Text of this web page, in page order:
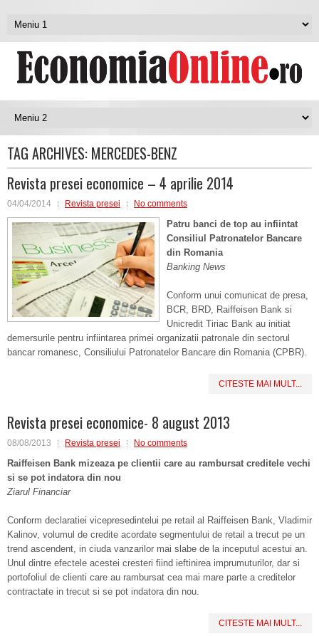
TAG ARCHIVES: MERCEDES-BENZ
Revista presei economice – 4 aprilie 2014
04/04/2014 Revista presei No comments
Patru banci de top au infiintat
Consiliul Patronatelor Bancare
din Romania
Banking News
Conform unui comunicat de presa,
BCR, BRD, Raiffeisen Bank si
Unicredit Tiriac Bank au initiat
demersurile pentru infiintarea primei organizatii patronale din sectorul
bancar romanesc, Consiliului Patronatelor Bancare din Romania (CPBR).
CITESTE MAI MULT...
Revista presei economice- 8 august 2013
08/08/2013 Revista presei No comments
Raiffeisen Bank mizeaza pe clientii care au rambursat creditele vechi
si se pot indatora din nou
Ziarul Financiar
Conform declaratiei vicepresedintelui pe retail al Raiffeisen Bank, Vladimir
Kalinov, volumul de credite acordate segmentului de retail a trecut pe un
trend ascendent, in ciuda vanzarilor mai slabe de la inceputul acestui an.
Unul dintre efectele acestei cresteri fiind ieftinirea imprumuturilor, dar si
portofoliul de clienti care au rambursat cea mai mare parte a creditelor
contractate in trecut si se pot indatora din nou.
CITESTE MAI MULT...